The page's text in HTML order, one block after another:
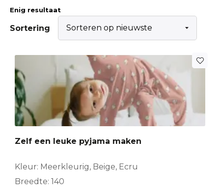
Enig resultaat
Sortering
Zelf een leuke pyjama maken
Kleur: Meerkleurig, Beige, Ecru
Breedte: 140